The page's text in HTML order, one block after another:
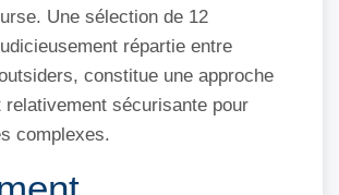
Une sélection de 12
répartie entre
constitue une approche
relativement sécurisante pour
complexes.